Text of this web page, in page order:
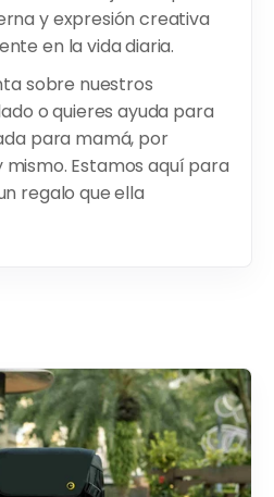
y expresión creativa
en la vida diaria.
sobre nuestros
o quieres ayuda para
para mamá, por
mismo. Estamos aquí para
regalo que ella